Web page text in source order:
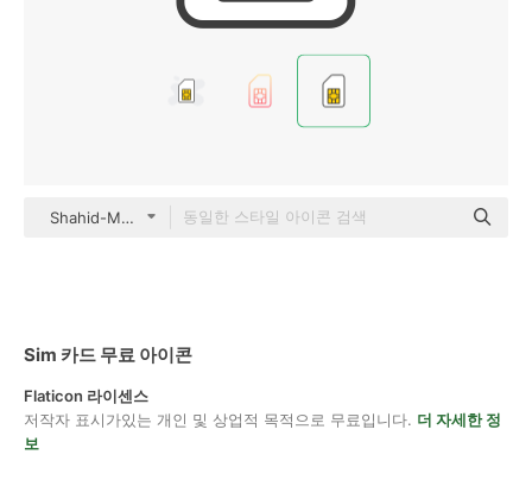
Shahid-Mehmood color lineal-color
Sim 카드 무료 아이콘
Flaticon 라이센스
저작자 표시가있는 개인 및 상업적 목적으로 무료입니다. 더 자세한 정
보